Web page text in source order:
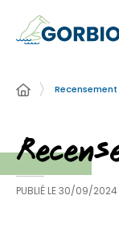
PUBLIÉ LE30/09/2024